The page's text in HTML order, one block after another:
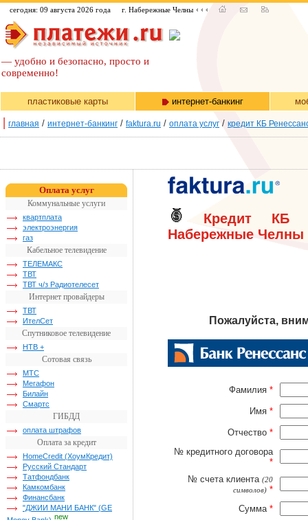
сегодня: 09 августа 2026 года г. Набережные Челны
— удобно и безопасно, просто и
современно!
пластиковые карты интернет-банкинг
| главная / интернет-банкинг / faktura.ru / оплата услуг / кредит КБ
Оплата услуг
Коммунальные услуги
квартплата
электроэнергия
газ
Кабельное телевидение
ТЕЛЕМАКС
ТВТ
ТВТ ч/з Радиотелесет
Интернет провайдеры
ТВТ
ИтелСет
Спутниковое телевидение
НТВ +
Сотовая связь
МТС
Мегафон
Билайн
Смартс
ГИБДД
оплата штрафов
Оплата за кредит
HomeCredit (ХоумКредит)
Русский Стандарт
Татфондбанк
Камкомбанк
Финансбанк
"ДЖИИ МАНИ БАНК" (GE
new
Кредит КБ
Набережные Челны
Пожалуйста,
Фамилия *
Имя *
Отчество *
№ кредитного договора
*
№ счета клиента (20
символов) *
Сумма *